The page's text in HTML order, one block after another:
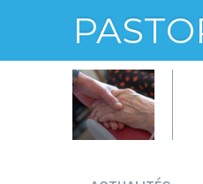
au
contenu.
|
Aller
la
navigation
personnels